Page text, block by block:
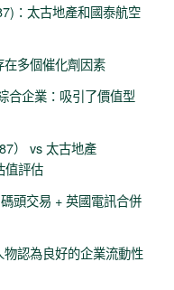
：太古地產和國泰航空
多個催化劑因素
合企業：吸引了價值型
） vs 太古地產
值評估
頭交易 + 英國電訊合併
認為良好的企業流動性